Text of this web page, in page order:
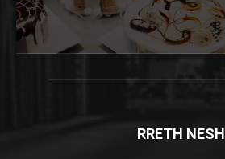
RRETH NESH